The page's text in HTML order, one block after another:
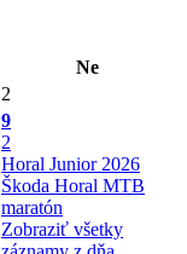
Ne
2
9
2
Horal Junior 2026
Škoda Horal MTB
maratón
Zobraziť všetky